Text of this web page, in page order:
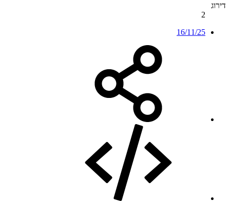
דירוג
2
16/11/25